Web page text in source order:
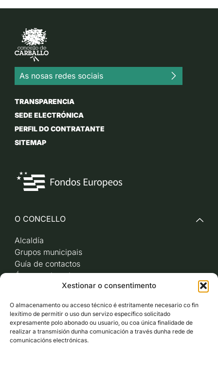
Xestionar o consentimento
O almacenamento ou acceso técnico é estritamente necesario co fin
lexítimo de permitir o uso dun servizo específico solicitado
expresamente polo abonado ou usuario, ou coa única finalidade de
realizar a transmisión dunha comunicación a través dunha rede de
comunicacións electrónicas.
As nosas redes sociais
TRANSPARENCIA
SEDE ELECTRÓNICA
PERFIL DO CONTRATANTE
SITEMAP
O CONCELLO
Alcaldía
Grupos municipais
Guía de contactos
Órganos de goberno
Acceso a videoactas
xunta de goberno local
Imaxe corporativa
CARBALLO AO DÍA